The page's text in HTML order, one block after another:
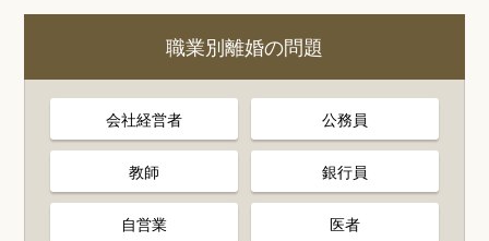
職業別離婚の問題
会社経営者 公務員
教師 銀行員
自営業 医者